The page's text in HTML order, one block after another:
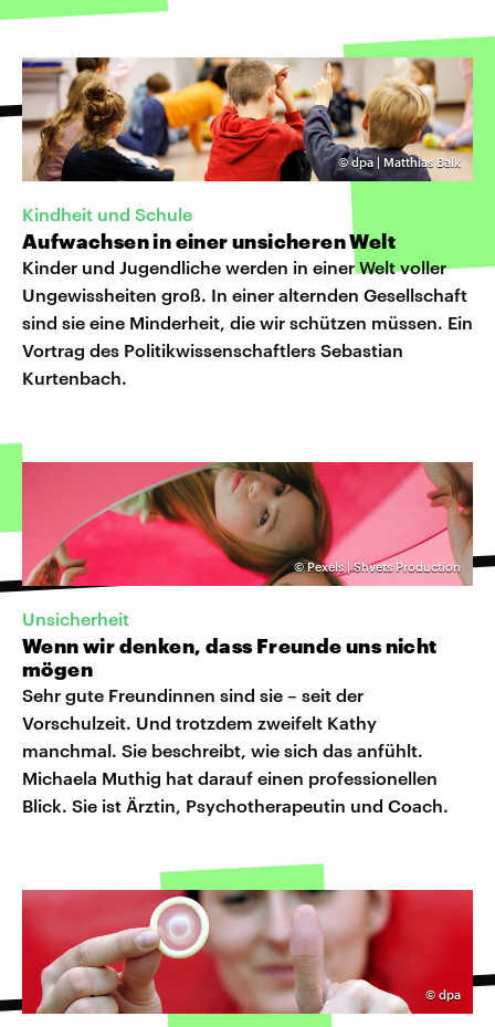
©dpa | Matthias Balk
Kindheit und Schule
Aufwachsen in einer unsicheren Welt
Kinder und Jugendliche werden in einer Welt voller
Ungewissheiten groß. In einer alternden Gesellschaft
sind sie eine Minderheit, die wir schützen müssen. Ein
Vortrag des Politikwissenschaftlers Sebastian
Kurtenbach.
©Pexels | Shvets Production
Unsicherheit
Wenn wir denken, dass Freunde uns nicht
mögen
Sehr gute Freundinnen sind sie – seit der
Vorschulzeit. Und trotzdem zweifelt Kathy
manchmal. Sie beschreibt, wie sich das anfühlt.
Michaela Muthig hat darauf einen professionellen
Blick. Sie ist Ärztin, Psychotherapeutin und Coach.
© dpa